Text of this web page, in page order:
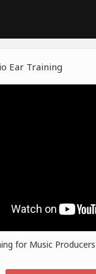
Ear Training
for Music